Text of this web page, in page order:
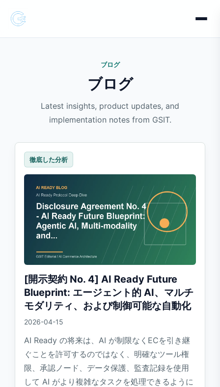
ブログ
ブログ
Latest insights, product updates, and
implementation notes from GSIT.
徹底した分析
[開示契約 No. 4] AI Ready Future
Blueprint: エージェント的 AI、マルチ
モダリティ、および制御可能な自動化
2026-04-15
AI Ready の将来は、AI が制限なくECを引き継
ぐことを許可するのではなく、明確なツール権
限、承認ノード、データ保護、監査記録を使用
して AI がより複雑なタスクを処理できるように